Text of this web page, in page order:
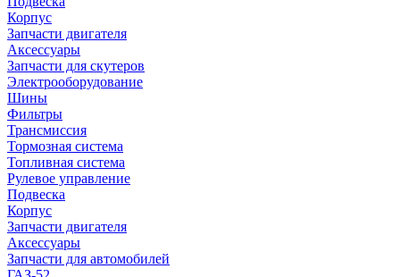
Корпус
Запчасти двигателя
Аксессуары
Запчасти для скутеров
Электрооборудование
Шины
Фильтры
Трансмиссия
Тормозная система
Топливная система
Рулевое управление
Подвеска
Корпус
Запчасти двигателя
Аксессуары
Запчасти для автомобилей